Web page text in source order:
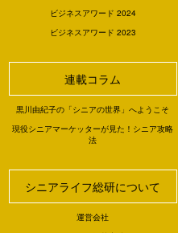
ビジネスアワード 2024
ビジネスアワード 2023
連載コラム
黒川由紀子の「シニアの世界」へようこそ
現役シニアマーケッターが見た！シニア攻略
法
シニアライフ総研について
運営会社